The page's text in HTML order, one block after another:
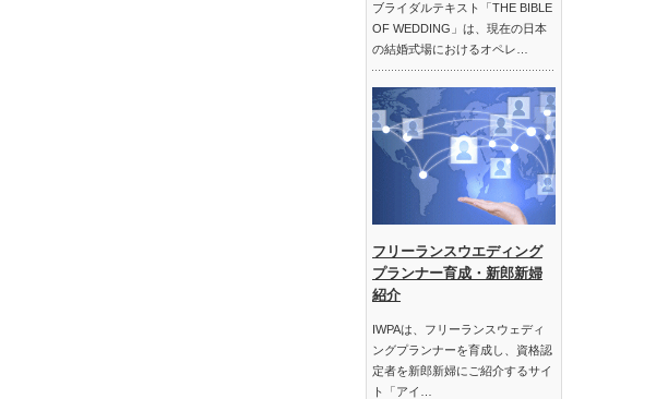
ブライダルテキスト「THE BIBLE
OF WEDDING」は、現在の日本
の結婚式場におけるオペレ…
フリーランスウエディング
プランナー育成・新郎新婦
紹介
IWPAは、フリーランスウェディ
ングプランナーを育成し、資格認
定者を新郎新婦にご紹介するサイ
ト「アイ…